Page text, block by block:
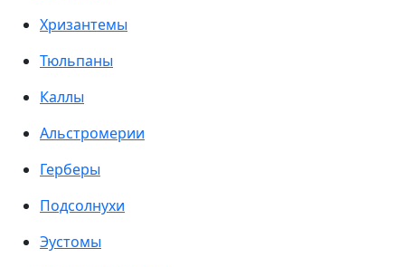
Хризантемы
Тюльпаны
Каллы
Альстромерии
Герберы
Подсолнухи
Эустомы